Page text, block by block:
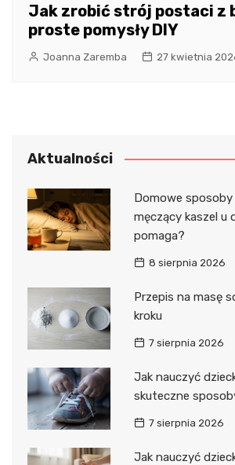
Jak zrobić strój postaci z
proste pomysły DIY
Joanna Zaremba 27 kwietnia
Aktualności
Domowe sposoby
męczący kaszel u
pomaga?
8 sierpnia 2026
Przepis na masę
kroku
7 sierpnia 2026
Jak nauczyć
skuteczne
7 sierpnia 2026
Jak nauczyć